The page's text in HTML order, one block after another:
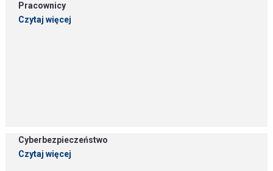
Pracownicy
Czytaj więcej
Cyberbezpieczeństwo
Czytaj więcej